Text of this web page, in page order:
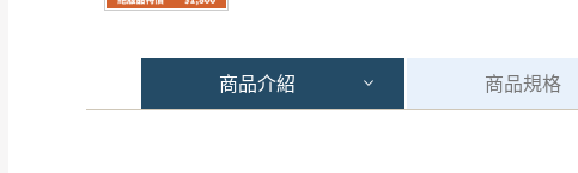
商品介紹 商品規格